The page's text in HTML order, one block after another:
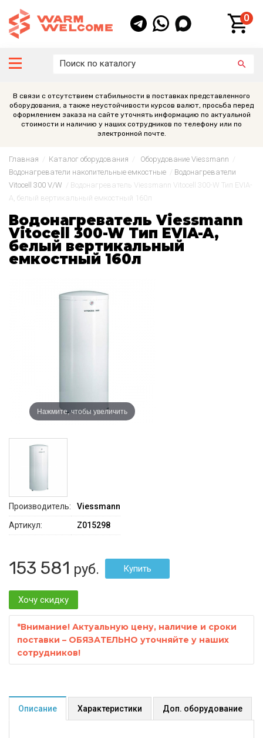
0
В связи с отсутствием стабильности в поставках представленного
оборудования, а также неустойчивости курсов валют, просьба перед
оформлением заказа на сайте уточнять информацию по актуальной
стоимости и наличию у наших сотрудников по телефону или по
электронной почте.
Главная Каталог оборудования Оборудование Viessmann
Водонагреватели накопительные емкостные
Водонагреватели
Vitocell 300 V/W
Водонагреватель Viessmann Vitocell 300-W Тип EVIA-
A, белый вертикальный емкостный 160л
Водонагреватель Viessmann
Vitocell 300-W Тип EVIA-A,
белый вертикальный
емкостный 160л
Нажмите, чтобы увеличить
Производитель:
Viessmann
Артикул:
Z015298
153 581 руб.
Хочу скидку
*Внимание! Актуальную цену, наличие и сроки
поставки – ОБЯЗАТЕЛЬНО уточняйте у наших
сотрудников!
Описание Характеристики Доп. оборудование